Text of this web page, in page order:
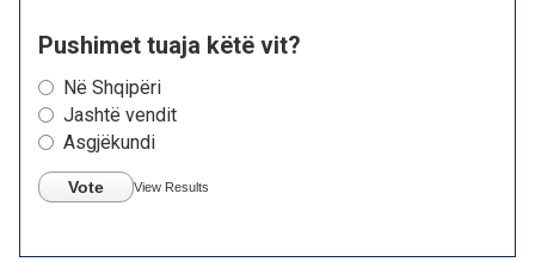
Pushimet tuaja këtë vit?
Në Shqipëri
Jashtë vendit
Asgjëkundi
Vote View Results